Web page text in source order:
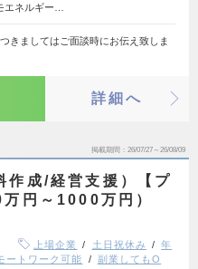
エネルギー…
きましてはご面談時にお伝え致しま
詳細へ
掲載期間 26/07/27～26/08/09
作成/経営支援）【プ
円～1000万円）
上場企業 土日祝休み
年
ートワーク可能
副業してもO